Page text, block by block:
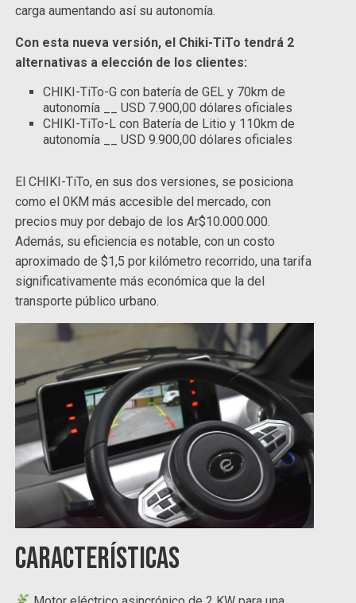
carga aumentando así su autonomía.
Con esta nueva versión, el Chiki-TiTo tendrá 2
alternativas a elección de los clientes:
CHIKI-TiTo-G con batería de GEL y 70km de
autonomía __ USD 7.900,00 dólares oficiales
CHIKI-TiTo-L con Batería de Litio y 110km de
autonomía __ USD 9.900,00 dólares oficiales
El CHIKI-TiTo, en sus dos versiones, se posiciona
como el 0KM más accesible del mercado, con
precios muy por debajo de los Ar$10.000.000.
Además, su eficiencia es notable, con un costo
aproximado de $1,5 por kilómetro recorrido, una tarifa
significativamente más económica que la del
transporte público urbano.
Características